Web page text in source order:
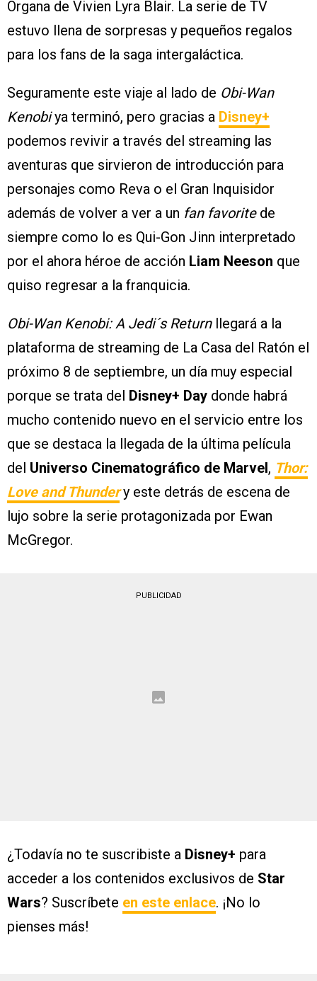
Organa de Vivien Lyra Blair. La serie de TV
estuvo llena de sorpresas y pequeños regalos
para los fans de la saga intergaláctica.
Seguramente este viaje al lado de Obi-Wan
Kenobiya terminó, pero gracias a Disney+
podemos revivir a través del streaming las
aventuras que sirvieron de introducción para
personajes como Reva o el Gran Inquisidor
además de volver a ver a un fan favoritede
siempre como lo es Qui-Gon Jinn interpretado
por el ahora héroe de acción Liam Neeson que
quiso regresar a la franquicia.
Obi-Wan Kenobi: A Jedi´s Returnllegará a la
plataforma de streaming de La Casa del Ratón el
próximo 8 de septiembre, un día muy especial
porque se trata del Disney+ Day donde habrá
mucho contenido nuevo en el servicio entre los
que se destaca la llegada de la última película
del Universo Cinematográfico de Marvel , Thor:
Love and Thundery este detrás de escena de
lujo sobre la serie protagonizada por Ewan
McGregor.
PUBLICIDAD
¿Todavía no te suscribiste a Disney+ para
acceder a los contenidos exclusivos de Star
Wars? Suscríbete en este enlace. ¡No lo
pienses más!